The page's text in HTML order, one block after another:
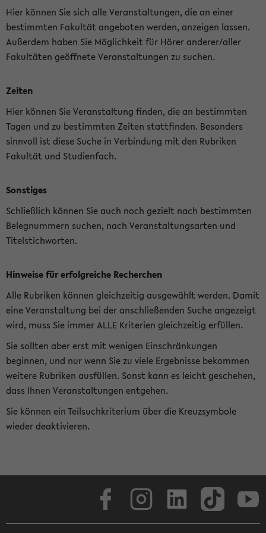
Hier können Sie sich alle Veranstaltungen, die an einer
bestimmten Fakultät angeboten werden, anzeigen lassen.
Außerdem haben Sie Möglichkeit für Hörer anderer/aller
Fakultäten geöffnete Veranstaltungen zu suchen.
Zeiten
Hier können Sie Veranstaltung finden, die an bestimmten
Tagen und zu bestimmten Zeiten stattfinden. Besonders
sinnvoll ist diese Suche in Verbindung mit den Rubriken
Fakultät und Studienfach.
Sonstiges
Schließlich können Sie auch noch gezielt nach bestimmten
Belegnummern suchen, nach Veranstaltungsarten und
Titelstichworten.
Hinweise für erfolgreiche Recherchen
Alle Rubriken können gleichzeitig ausgewählt werden. Damit
eine Veranstaltung bei der anschließenden Suche angezeigt
wird, muss Sie immer ALLE Kriterien gleichzeitig erfüllen.
Sie sollten aber erst mit wenigen Einschränkungen
beginnen, und nur wenn Sie zu viele Ergebnisse bekommen
weitere Rubriken ausfüllen. Sonst kann es leicht geschehen,
dass Ihnen Veranstaltungen entgehen.
Sie können ein Teilsuchkriterium über die Kreuzsymbole
wieder deaktivieren.